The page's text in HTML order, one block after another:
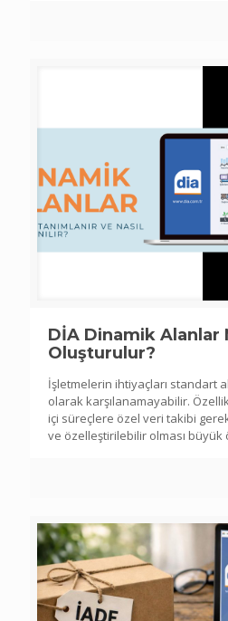
DİA Dinamik Alanlar
Oluşturulur?
İşletmelerin ihtiyaçları standart
olarak karşılanamayabilir.
içi süreçlere özel veri takibi
ve özelleştirilebilir olması büyük